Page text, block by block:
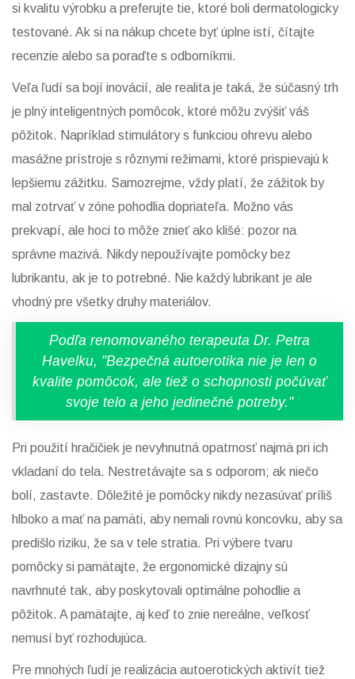
si kvalitu výrobku a preferujte tie, ktoré boli dermatologicky
testované. Ak si na nákup chcete byť úplne istí, čítajte
recenzie alebo sa poraďte s odborníkmi.
Veľa ľudí sa bojí inovácií, ale realita je taká, že súčasný trh
je plný inteligentných pomôcok, ktoré môžu zvýšiť váš
pôžitok. Napríklad stimulátory s funkciou ohrevu alebo
masážne prístroje s rôznymi režimami, ktoré prispievajú k
lepšiemu zážitku. Samozrejme, vždy platí, že zážitok by
mal zotrvať v zóne pohodlia dopriateľa. Možno vás
prekvapí, ale hoci to môže znieť ako klišé: pozor na
správne mazivá. Nikdy nepoužívajte pomôcky bez
lubrikantu, ak je to potrebné. Nie každý lubrikant je ale
vhodný pre všetky druhy materiálov.
Podľa renomovaného terapeuta Dr. Petra
Havelku, "Bezpečná autoerotika nie je len o
kvalite pomôcok, ale tiež o schopnosti počúvať
svoje telo a jeho jedinečné potreby."
Pri použití hračičiek je nevyhnutná opatrnosť najmä pri ich
vkladaní do tela. Nestretávajte sa s odporom; ak niečo
bolí, zastavte. Dôležité je pomôcky nikdy nezasúvať príliš
hlboko a mať na pamäti, aby nemali rovnú koncovku, aby sa
predišlo riziku, že sa v tele stratia. Pri výbere tvaru
pomôcky si pamätajte, že ergonomické dizajny sú
navrhnuté tak, aby poskytovali optimálne pohodlie a
pôžitok. A pamätajte, aj keď to znie nereálne, veľkosť
nemusí byť rozhodujúca.
Pre mnohých ľudí je realizácia autoerotických aktivít tiež